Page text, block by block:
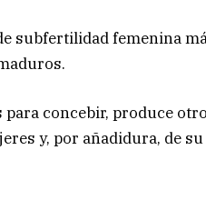
subfertilidad femenina
concebir, produce
y, por añadidura, de